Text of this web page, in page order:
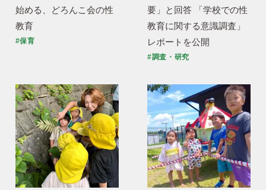
始める、どろんこ会の性
教育
#保育
要」と回答 「学校での性
教育に関する意識調査」
レポートを公開
#調査・研究